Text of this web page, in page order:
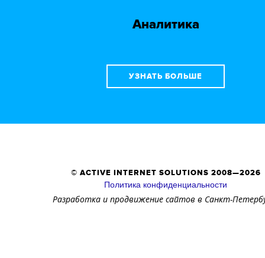
Аналитика
УЗНАТЬ БОЛЬШЕ
© ACTIVE INTERNET SOLUTIONS 2008—2026
Политика конфиденциальности
Разработка и продвижение сайтов в Санкт-